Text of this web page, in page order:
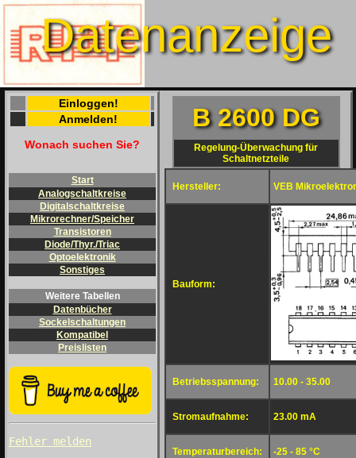
Datenanzeige
Einloggen!
Anmelden!
Wonach suchen Sie?
Start
Analogschaltkreise
Digitalschaltkreise
Mikrorechner/Speicher
Transistoren
Diode/Thyr./Triac
Optoelektronik
Sonstiges
Weitere Tabellen
Datenbücher
Sockelschaltungen
Kompatibel
Preislisten
Fehler melden
B 2600 DG
Regelung-Überwachung für
Schaltnetzteile
Hersteller: VEB
Bauform:
Betriebsspannung: 10.00 - 35.00
Stromaufnahme: 23.00 mA
Temperaturbereich: -25 - 85 °C